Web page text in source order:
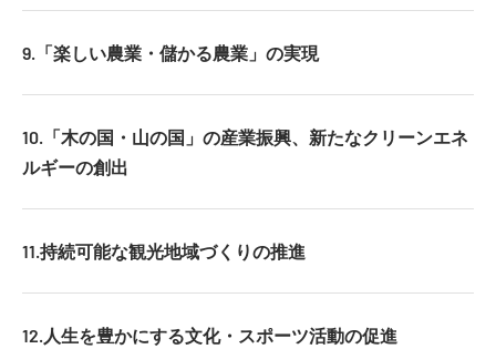
9.「楽しい農業・儲かる農業」の実現
10.「木の国・山の国」の産業振興、新たなクリーンエネ
ルギーの創出
11.持続可能な観光地域づくりの推進
12.人生を豊かにする文化・スポーツ活動の促進